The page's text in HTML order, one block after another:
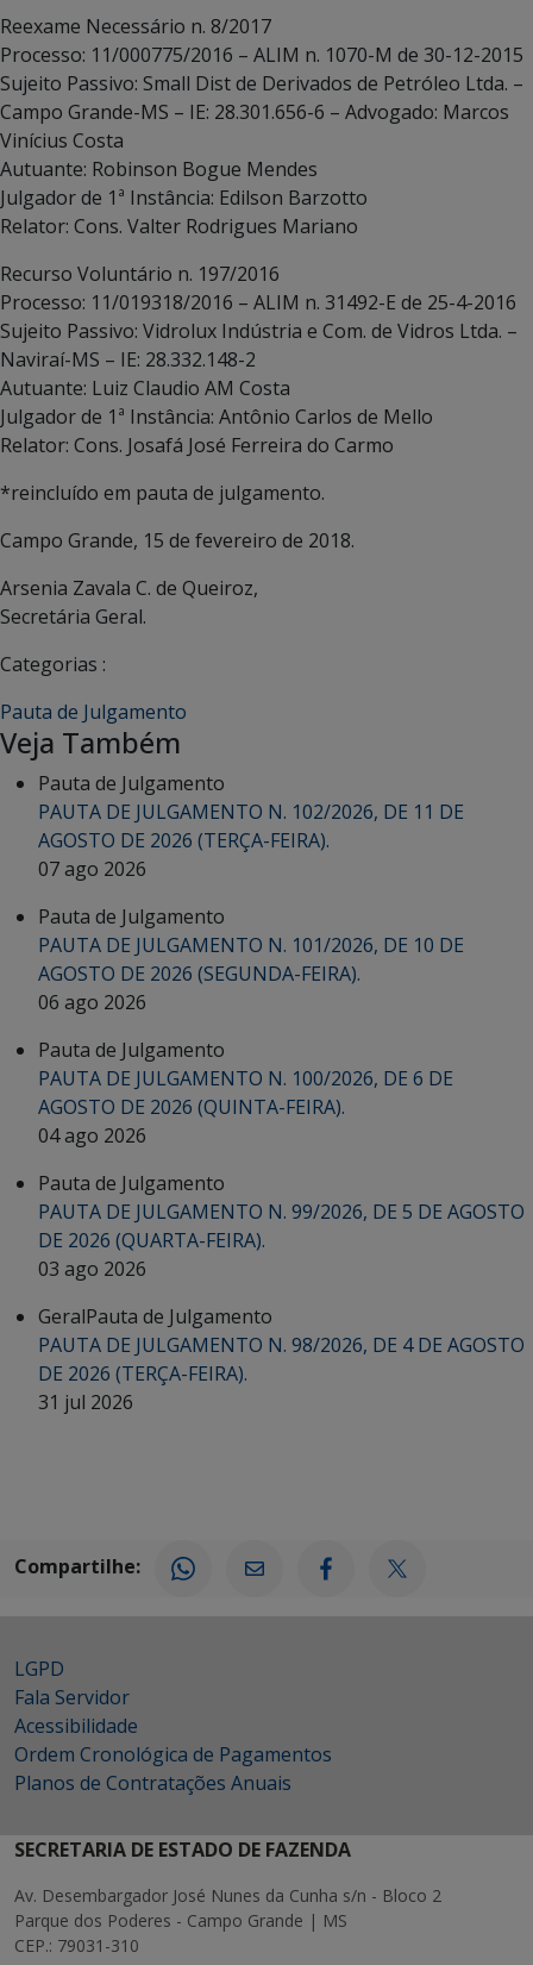
Reexame Necessário n. 8/2017
Processo: 11/000775/2016 – ALIM n. 1070-M de 30-12-2015
Sujeito Passivo: Small Dist de Derivados de Petróleo Ltda. –
Campo Grande-MS – IE: 28.301.656-6 – Advogado: Marcos
Vinícius Costa
Autuante: Robinson Bogue Mendes
Julgador de 1ª Instância: Edilson Barzotto
Relator: Cons. Valter Rodrigues Mariano
Recurso Voluntário n. 197/2016
Processo: 11/019318/2016 – ALIM n. 31492-E de 25-4-2016
Sujeito Passivo: Vidrolux Indústria e Com. de Vidros Ltda. –
Naviraí-MS – IE: 28.332.148-2
Autuante: Luiz Claudio AM Costa
Julgador de 1ª Instância: Antônio Carlos de Mello
Relator: Cons. Josafá José Ferreira do Carmo
*reincluído em pauta de julgamento.
Campo Grande, 15 de fevereiro de 2018.
Arsenia Zavala C. de Queiroz,
Secretária Geral.
Categorias :
Pauta de Julgamento
Veja Também
Pauta de Julgamento
PAUTA DE JULGAMENTO N. 102/2026, DE 11 DE
AGOSTO DE 2026 (TERÇA-FEIRA).
07 ago 2026
Pauta de Julgamento
PAUTA DE JULGAMENTO N. 101/2026, DE 10 DE
AGOSTO DE 2026 (SEGUNDA-FEIRA).
06 ago 2026
Pauta de Julgamento
PAUTA DE JULGAMENTO N. 100/2026, DE 6 DE
AGOSTO DE 2026 (QUINTA-FEIRA).
04 ago 2026
Pauta de Julgamento
PAUTA DE JULGAMENTO N. 99/2026, DE 5 DE AGOSTO
DE 2026 (QUARTA-FEIRA).
03 ago 2026
GeralPauta de Julgamento
PAUTA DE JULGAMENTO N. 98/2026, DE 4 DE AGOSTO
DE 2026 (TERÇA-FEIRA).
31 jul 2026
Compartilhe:
LGPD
Fala Servidor
Acessibilidade
Ordem Cronológica de Pagamentos
Planos de Contratações Anuais
SECRETARIA DE ESTADO DE FAZENDA
Av. Desembargador José Nunes da Cunha s/n - Bloco 2
Parque dos Poderes - Campo Grande | MS
CEP.: 79031-310